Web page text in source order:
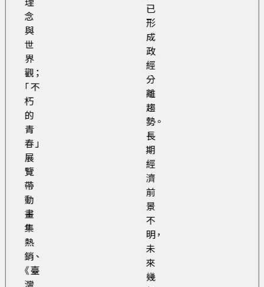
理
念
與
世
界
觀；
「不
朽
的
青
春」
展
覽
帶
動
畫
集
熱
銷、
《臺
灣
已
形
成
政
經
分
離
趨
勢。
長
期
經
濟
前
景
不
明，
未
來
幾